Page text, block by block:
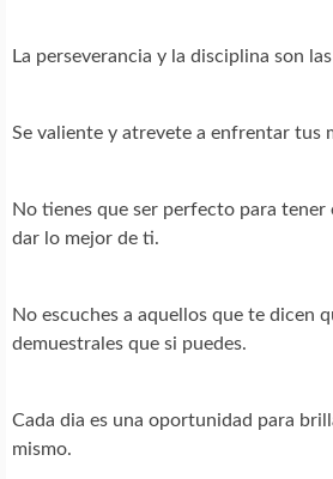
La perseverancia y la disciplina son
Se valiente y atrevete a enfrentar tus
No tienes que ser perfecto para tener
dar lo mejor de ti.
No escuches a aquellos que te dicen
demuestrales que si puedes.
Cada dia es una oportunidad para
mismo.